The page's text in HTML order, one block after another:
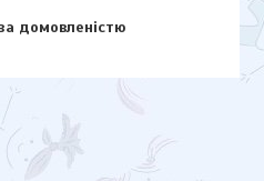
домовленістю